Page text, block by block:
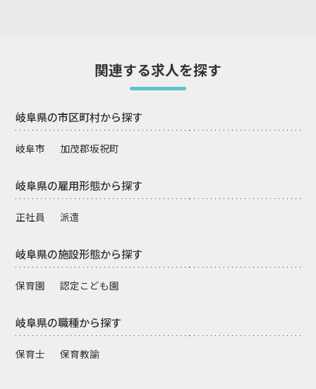
関連する求人を探す
岐阜県の市区町村から探す
岐阜市 加茂郡坂祝町
岐阜県の雇用形態から探す
正社員 派遣
岐阜県の施設形態から探す
保育園 認定こども園
岐阜県の職種から探す
保育士 保育教諭